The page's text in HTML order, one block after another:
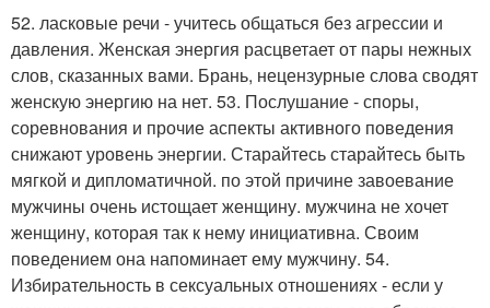
52. ласковые речи - учитесь общаться без агрессии и
давления. Женская энергия расцветает от пары нежных
слов, сказанных вами. Брань, нецензурные слова сводят
женскую энергию на нет. 53. Послушание - споры,
соревнования и прочие аспекты активного поведения
снижают уровень энергии. Старайтесь старайтесь быть
мягкой и дипломатичной. по этой причине завоевание
мужчины очень истощает женщину. мужчина не хочет
женщину, которая так к нему инициативна. Своим
поведением она напоминает ему мужчину. 54.
Избирательность в сексуальных отношениях - если у